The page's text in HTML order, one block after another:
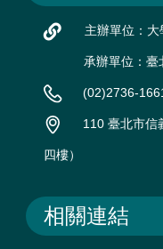
主辦單位：
承辦單位：臺
(02)2736-
110 臺北市信
四樓）
相關連結